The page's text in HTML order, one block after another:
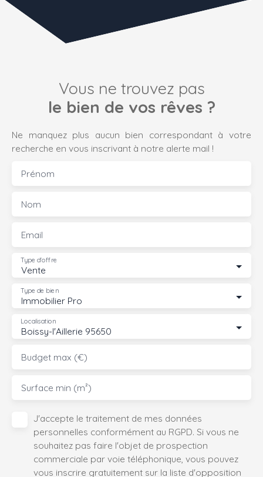
Vous ne trouvez pas
le bien de vos rêves ?
Ne manquez plus aucun bien correspondant à votre
recherche en vous inscrivant à notre alerte mail !
Prénom
Nom
Email
Vente
Type d'offre
Immobilier Pro
Type de bien
Boissy-l'Aillerie 95650
Localisation
Budget max (€)
Surface min (m²)
J'accepte le traitement de mes données
personnelles conformément au RGPD. Si vous ne
souhaitez pas faire l'objet de prospection
commerciale par voie téléphonique, vous pouvez
vous inscrire gratuitement sur la liste d'opposition